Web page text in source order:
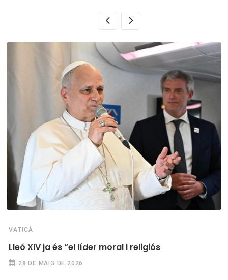
VATICÀ
Lleó XIV ja és “el líder moral i religiós
28 DE MAIG DE 2026